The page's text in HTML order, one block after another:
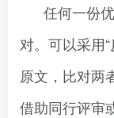
任何一份
对。可以采用
原文，比对两
借助同行评审